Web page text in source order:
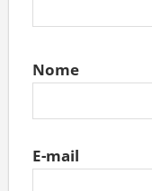
Nome
E-mail